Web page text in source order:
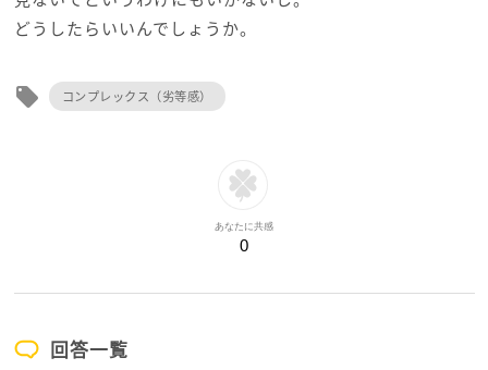
どうしたらいいんでしょうか。
local_offer コンプレックス（劣等感）
あなたに共感
0
回答一覧